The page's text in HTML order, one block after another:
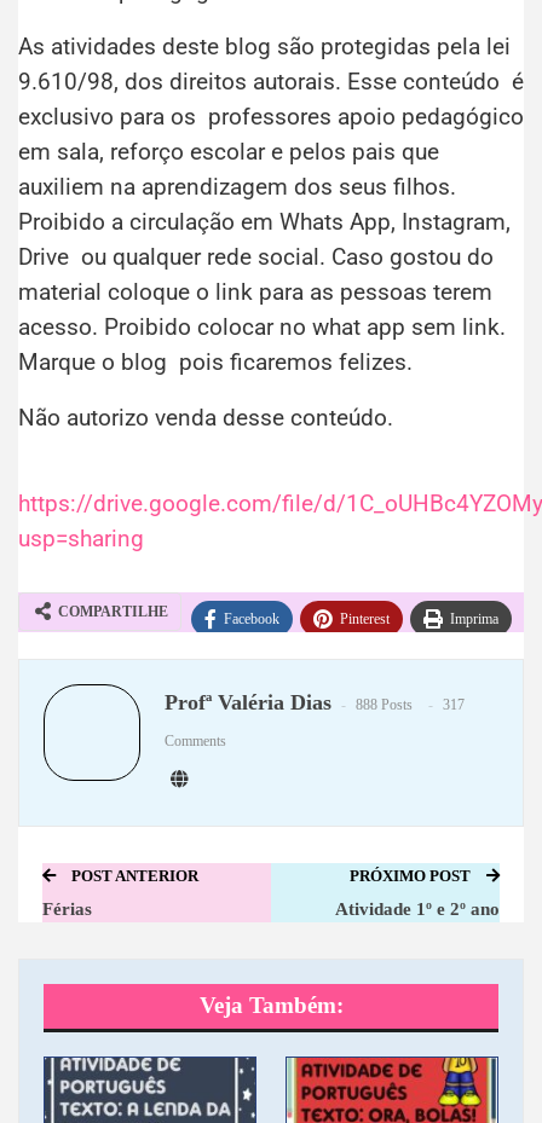
As atividades deste blog são protegidas pela lei
9.610/98, dos direitos autorais. Esse conteúdo é
exclusivo para os professores apoio pedagógico
em sala, reforço escolar e pelos pais que
auxiliem na aprendizagem dos seus filhos.
Proibido a circulação em Whats App, Instagram,
Drive ou qualquer rede social. Caso gostou do
material coloque o link para as pessoas terem
acesso. Proibido colocar no what app sem link.
Marque o blog pois ficaremos felizes.
Não autorizo venda desse conteúdo.
https://drive.google.com/file/d/
usp=sharing
COMPARTILHE Facebook Pinterest Imprima
Profª Valéria Dias 888 Posts 317
Comments
POST ANTERIOR
Férias
PRÓXIMO POST
Atividade 1º e 2º ano
Veja Também: